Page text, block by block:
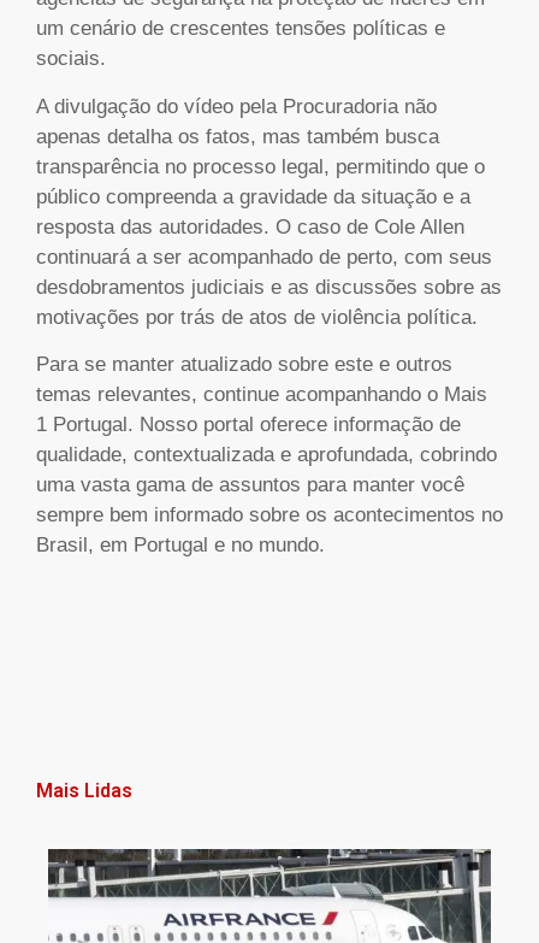
um cenário de crescentes tensões políticas e
sociais.
A divulgação do vídeo pela Procuradoria não
apenas detalha os fatos, mas também busca
transparência no processo legal, permitindo que o
público compreenda a gravidade da situação e a
resposta das autoridades. O caso de Cole Allen
continuará a ser acompanhado de perto, com seus
desdobramentos judiciais e as discussões sobre as
motivações por trás de atos de violência política.
Para se manter atualizado sobre este e outros
temas relevantes, continue acompanhando o Mais
1 Portugal. Nosso portal oferece informação de
qualidade, contextualizada e aprofundada, cobrindo
uma vasta gama de assuntos para manter você
sempre bem informado sobre os acontecimentos no
Brasil, em Portugal e no mundo.
Mais Lidas